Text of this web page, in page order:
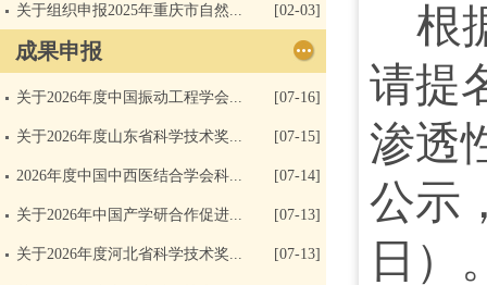
关于组织申报2025年重庆市自然... [02-03]
成果申报
关于2026年度中国振动工程学会... [07-16]
关于2026年度山东省科学技术奖... [07-15]
2026年度中国中西医结合学会科... [07-14]
关于2026年中国产学研合作促进... [07-13]
关于2026年度河北省科学技术奖... [07-13]
根
请提
渗透
公示
日）